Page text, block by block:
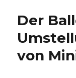
Ein
bei
Der
von